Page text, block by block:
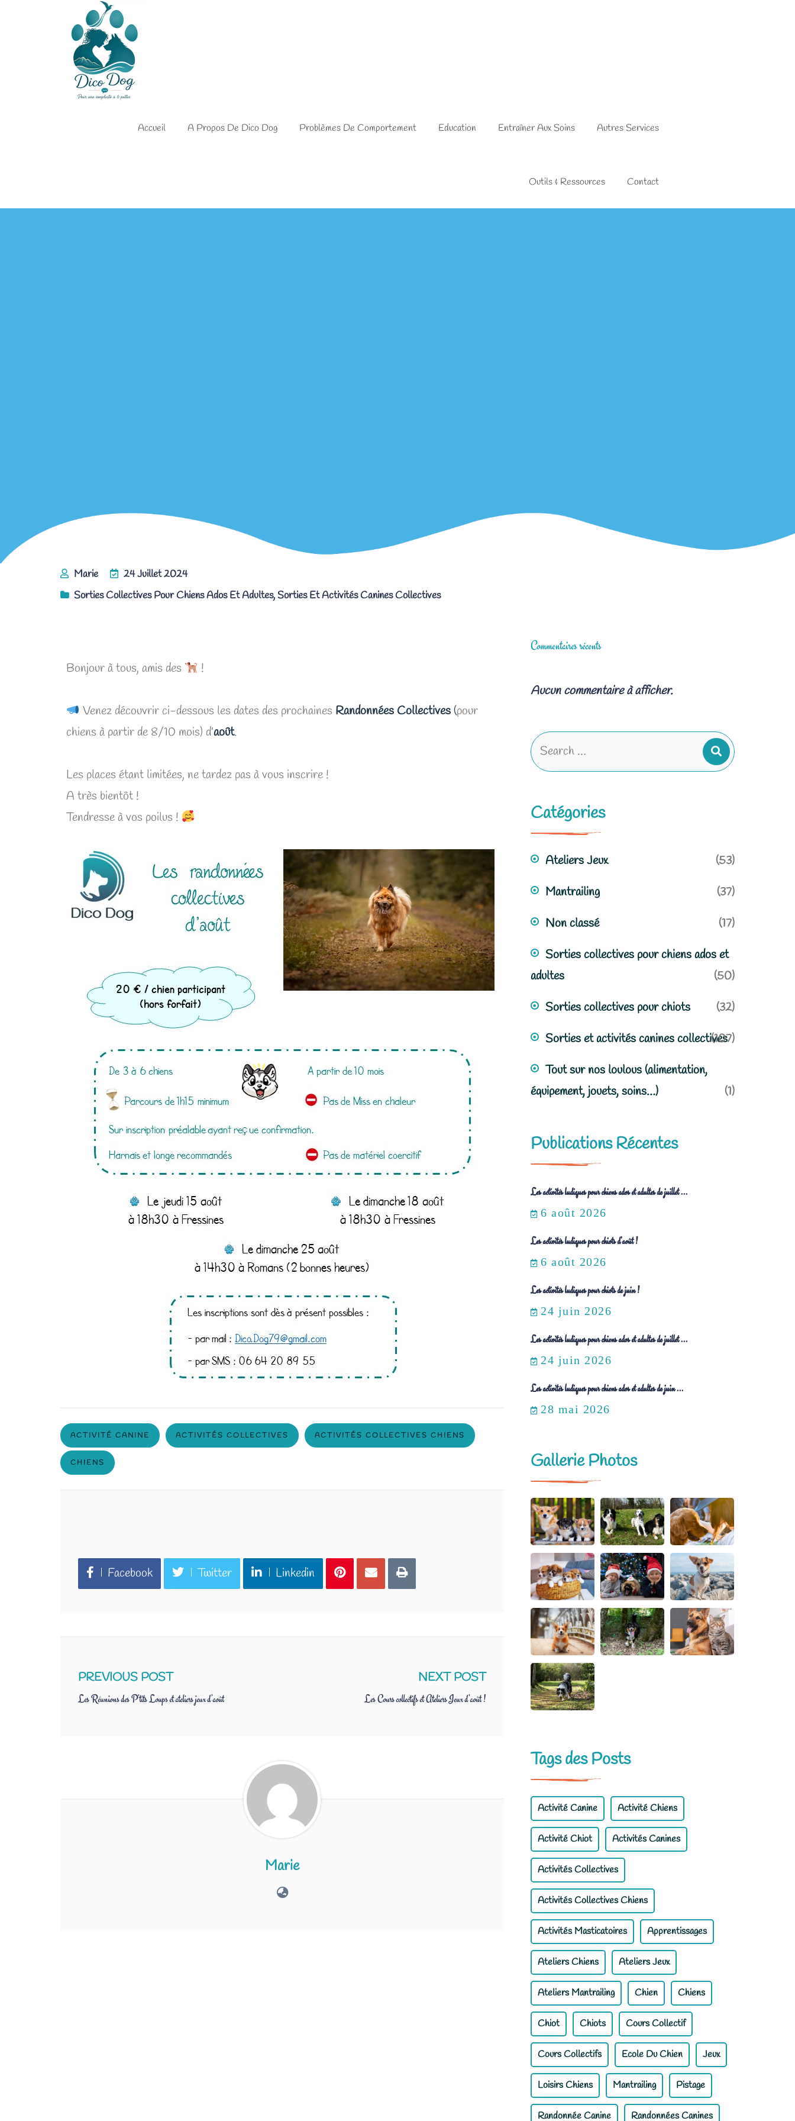
Accueil A Propos De Dico Dog Problèmes De Comportement Education Entraîner Aux Soins Autres Services
Outils & Ressources Contact
Marie
24 Juillet 2024
Sorties Collectives Pour Chiens Ados Et Adultes,Sorties Et Activités Canines Collectives
Bonjour à tous, amis des !
Venez découvrir ci-dessous les dates des prochaines Randonnées Collectives(pour
chiens à partir de 8/10 mois) d’août.
Les places étant limitées, ne tardez pas à vous inscrire !
A très bientôt !
Tendresse à vos poilus !
ACTIVITÉ CANINE ACTIVITÉS COLLECTIVES ACTIVITÉS COLLECTIVES CHIENS
CHIENS
Facebook Twitter Linkedin
PREVIOUS POST
Les Réunions des P’tits Loups et ateliers jeux d’août
NEXT POST
Les Cours collectifs et Ateliers Jeux d’août !
Marie
Commentaires récents
Aucun commentaire à afficher.
Catégories
Ateliers Jeux
(53)
Mantrailing
(37)
Non classé
(17)
Sorties collectives pour chiens ados et
adultes
(50)
Sorties collectives pour chiots
(32)
Sorties et activités canines collectives
(107)
Tout sur nos loulous (alimentation,
équipement, jouets, soins…)
(1)
Publications Récentes
Les activités ludiques pour chiens ados et adultes de juillet ...
6 août 2026
Les activités ludiques pour chiots d’août !
6 août 2026
Les activités ludiques pour chiots de juin !
24 juin 2026
Les activités ludiques pour chiens ados et adultes de juillet ...
24 juin 2026
Les activités ludiques pour chiens ados et adultes de juin ...
28 mai 2026
Gallerie Photos
Tags des Posts
Activité Canine Activité Chiens
Activité Chiot Activités Canines
Activités Collectives
Activités Collectives Chiens
Activités Masticatoires Apprentissages
Ateliers Chiens Ateliers Jeux
Ateliers Mantrailing Chien Chiens
Chiot Chiots Cours Collectif
Cours Collectifs Ecole Du Chien Jeux
Loisirs Chiens Mantrailing Pistage
Randonnée Canine Randonnées Canines